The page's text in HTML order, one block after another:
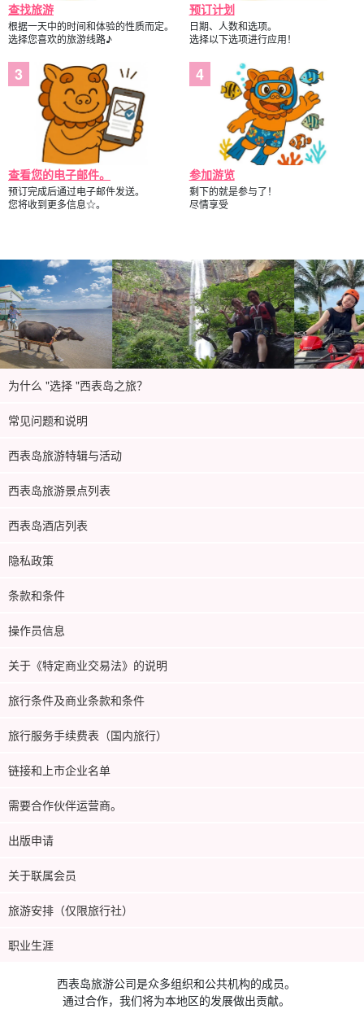
查找旅游
根据一天中的时间和体验的性质而定。
选择您喜欢的旅游线路♪
预订计划
日期、人数和选项。
选择以下选项进行应用！
查看您的电子邮件。
预订完成后通过电子邮件发送。
您将收到更多信息☆。
参加游览
剩下的就是参与了！
尽情享受
为什么 "选择 "西表岛之旅？
常见问题和说明
西表岛旅游特辑与活动
西表岛旅游景点列表
西表岛酒店列表
隐私政策
条款和条件
操作员信息
关于《特定商业交易法》的说明
旅行条件及商业条款和条件
旅行服务手续费表（国内旅行）
链接和上市企业名单
需要合作伙伴运营商。
出版申请
关于联属会员
旅游安排（仅限旅行社）
职业生涯
西表岛旅游公司是众多组织和公共机构的成员。
通过合作，我们将为本地区的发展做出贡献。